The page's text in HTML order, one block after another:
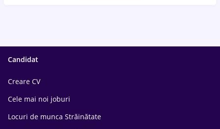
Candidat
Creare CV
Cele mai noi joburi
Locuri de munca Străinătate